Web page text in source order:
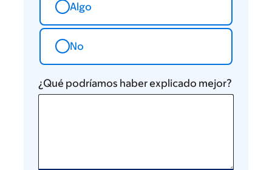
Algo
No
¿Qué podríamos haber explicado mejor?